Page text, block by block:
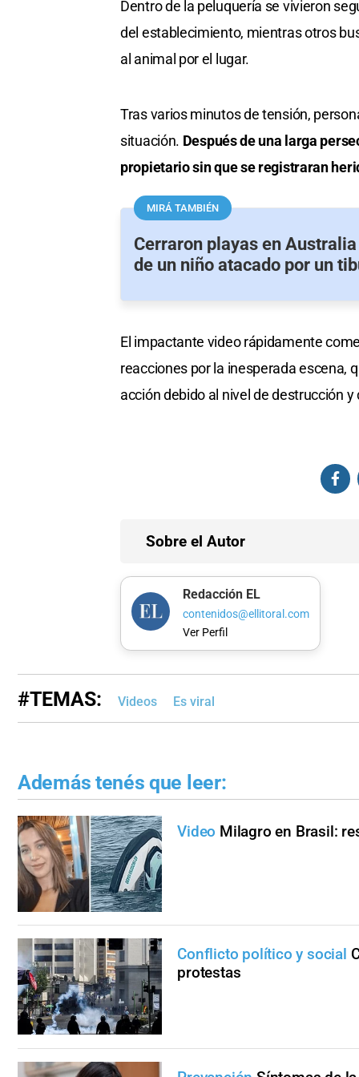
Dentro de la peluquería se vivieron
del establecimiento, mientras otros
al animal por el lugar.
Tras varios minutos de tensión,
situación. Después de una larga
propietario sin que se registraran
MIRÁ TAMBIÉN
Cerraron playas en
de un niño atacado por un
El impactante video rápidamente
reacciones por la inesperada escena,
acción debido al nivel de destrucción
Sobre el Autor
Redacción EL
contenidos@ellitoral.com
Ver Perfil
#TEMAS: Videos Es viral
Además tenés que leer:
Video Milagro en Brasil:
Conflicto político y social
protestas